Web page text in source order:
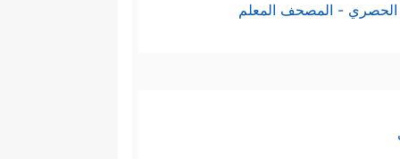
الحصري - المصحف المعلم